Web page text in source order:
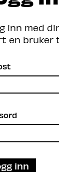
inn med
en bruker
inn